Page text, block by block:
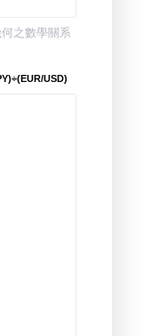
之數學關系
USD)